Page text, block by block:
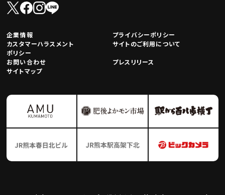
企業情報
プライバシーポリシー
カスタマーハラスメント
ポリシー
サイトのご利用について
お問い合わせ
プレスリリース
サイトマップ